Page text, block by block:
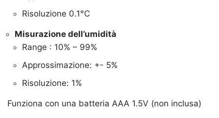
Risoluzione 0.1°C
Misurazione dell’umidità
Range : 10% – 99%
Approssimazione: +- 5%
Risoluzione: 1%
Funziona con una batteria AAA 1.5V (non inclusa)